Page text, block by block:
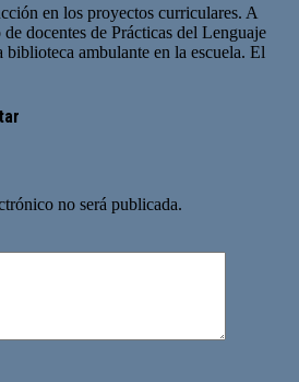
en los proyectos curriculares. A
docentes de Prácticas del Lenguaje
biblioteca ambulante en la escuela. El
no será publicada.